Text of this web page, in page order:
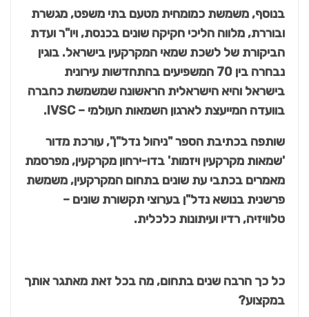
בנוסף, משמשת כמומחית מטעם בתי משפט, מגשרת
ובוררת, מלווה הליכי חקיקה שונים בכנסת, ויו"ר ועדת
הביקורת של לשכת שמאי המקרקעין בישראל. בוגין
נבחרה בין 70 המשפיעים בהתחדשות עירונית
בישראל והיא הישראלית הראשונה שמשמשת כחברה
בוועדה המייעצת לארגון השמאות העולמי – IVSC.
שותפה בכתיבת הספר "ניהול נדל"ן", עורכת מדור
'שמאות מקרקעין ויזמות' בדו-ירחון מקרקעין, מפרסמת
מאמרים בכתבי עת שונים בתחום המקרקעין, משמשת
פרשנית בנושא נדל"ן בערוצי תקשורת שונים –
טלוויזיה, רדיו ועיתונות כלכלית.
כל כך הרבה שנים בתחום, מה בכל זאת מאתגר אותך
במקצוע?